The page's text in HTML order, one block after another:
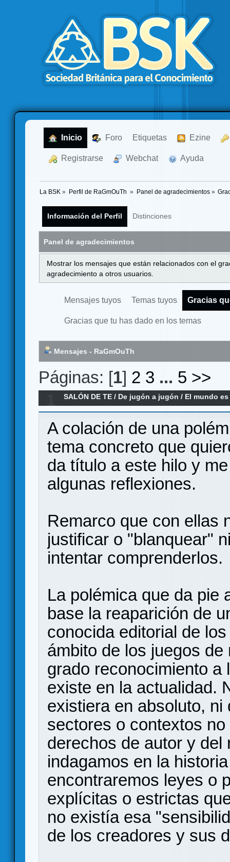
Inicio Foro Etiquetas Ezine
Registrarse Webchat Ayuda
La BSK » Perfil de RaGmOuTh » Panel de agradecimientos»
Información del Perfil Distinciones
Panel de agradecimientos
Mostrar los mensajes que están relacionados con el
agradecimiento a otros usuarios.
Mensajes tuyos Temas tuyos Gracias
Gracias que tu has dado en los temas
Mensajes - RaGmOuTh
Páginas: [1] 2 3 ... 5 >>
SALÓN DE TE / De jugón a jugón / El mundo
soy.
A colación de una
tema concreto que
da título a este hilo y
algunas reflexiones.
Remarco que con ellas
justificar o "blanquear"
intentar comprenderlos.
La polémica que da pie
base la reaparición de
conocida editorial de
ámbito de los juegos
grado reconocimiento a
existe en la actualidad.
existiera en absoluto,
sectores o contextos
derechos de autor y
indagamos en la
encontraremos leyes o
explícitas o estrictas
no existía esa
de los creadores y sus